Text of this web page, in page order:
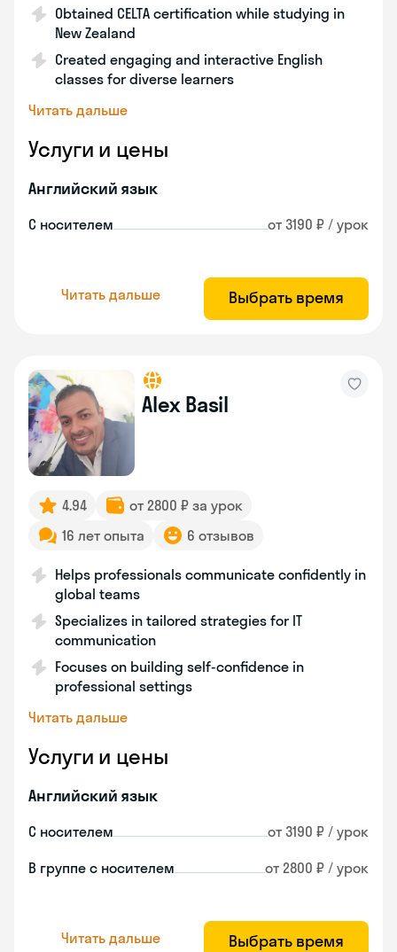
Obtained CELTA certification while studying in
New Zealand
Created engaging and interactive English
classes for diverse learners
Читать дальше
Услуги и цены
Английский язык
С носителем от 3190 ₽ / урок
Читать дальше Выбрать время
Alex Basil
4.94
от 2800 ₽ за урок
16 лет опыта
6 отзывов
Helps professionals communicate confidently in
global teams
Specializes in tailored strategies for IT
communication
Focuses on building self-confidence in
professional settings
Читать дальше
Услуги и цены
Английский язык
С носителем от 3190 ₽ / урок
В группе с носителем от 2800 ₽ / урок
Читать дальше Выбрать время